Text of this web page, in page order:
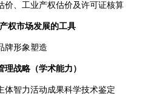
价、工业产权估价及许可证核算
权市场发展的工具
牌形象塑造
理战略（学术能力）
体智力活动成果科学技术鉴定